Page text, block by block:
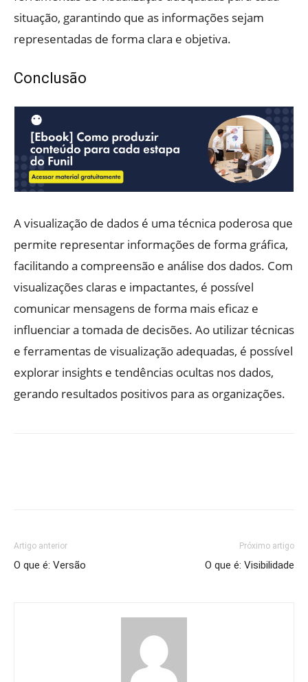
situação, garantindo que as informações sejam
representadas de forma clara e objetiva.
Conclusão
A visualização de dados é uma técnica poderosa que
permite representar informações de forma gráfica,
facilitando a compreensão e análise dos dados. Com
visualizações claras e impactantes, é possível
comunicar mensagens de forma mais eficaz e
influenciar a tomada de decisões. Ao utilizar técnicas
e ferramentas de visualização adequadas, é possível
explorar insights e tendências ocultas nos dados,
gerando resultados positivos para as organizações.
Artigo anterior
O que é: Versão
Próximo artigo
O que é: Visibilidade